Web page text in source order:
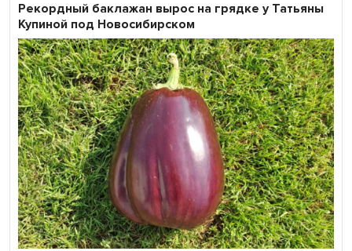
Рекордный баклажан вырос на грядке у Татьяны
Купиной под Новосибирском